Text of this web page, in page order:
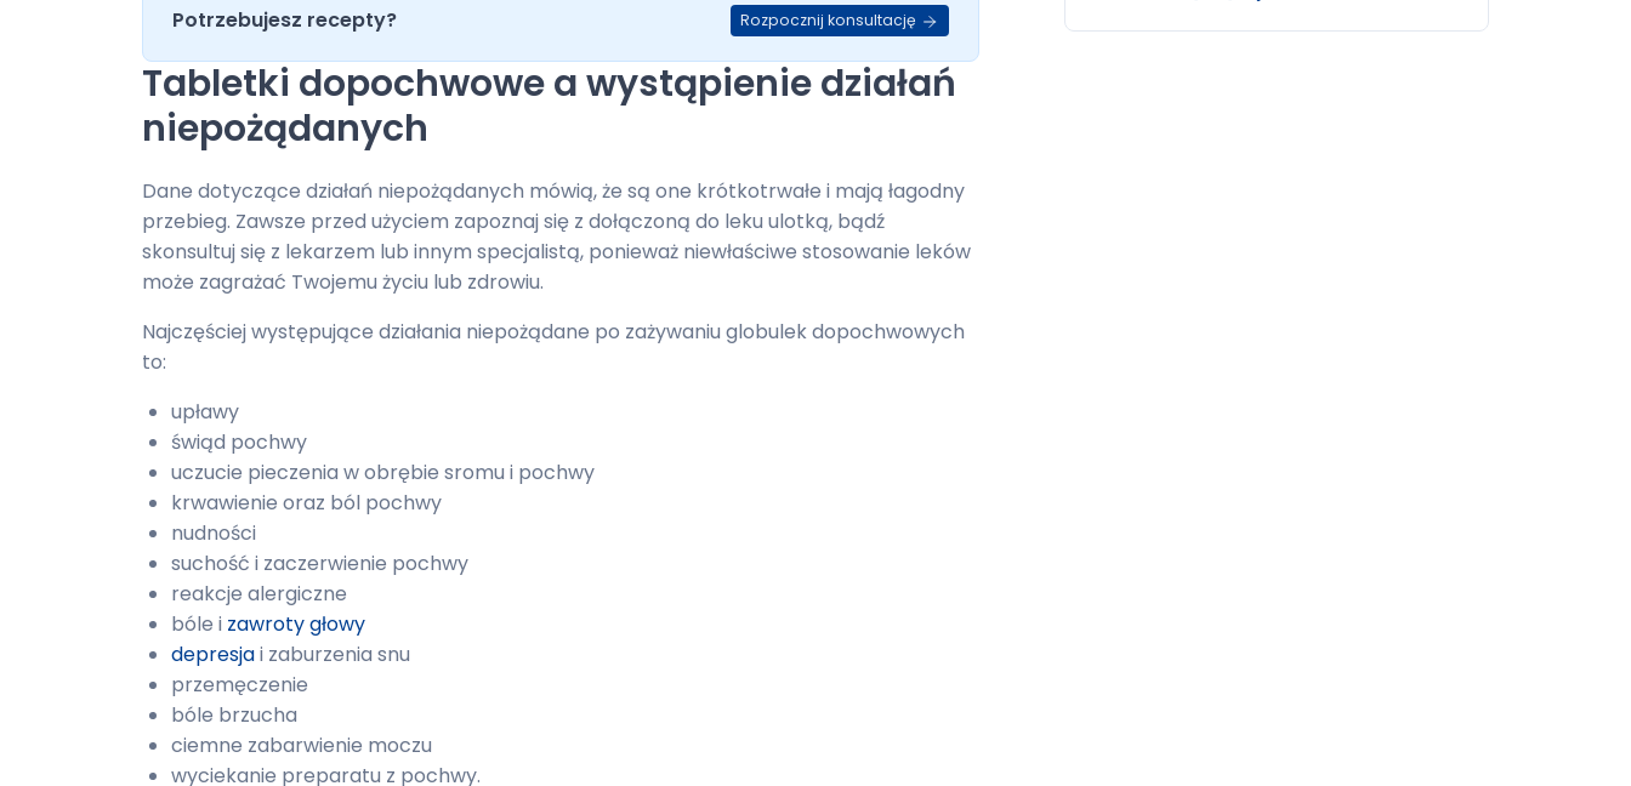
Potrzebujesz recepty?
Rozpocznij konsultację
Tabletki dopochwowe a wystąpienie działań
niepożądanych
Dane dotyczące działań niepożądanych mówią, że są one krótkotrwałe i mają łagodny
przebieg. Zawsze przed użyciem zapoznaj się z dołączoną do leku ulotką, bądź
skonsultuj się z lekarzem lub innym specjalistą, ponieważ niewłaściwe stosowanie leków
może zagrażać Twojemu życiu lub zdrowiu.
Najczęściej występujące działania niepożądane po zażywaniu globulek dopochwowych
to:
upławy
świąd pochwy
uczucie pieczenia w obrębie sromu i pochwy
krwawienie oraz ból pochwy
nudności
suchość i zaczerwienie pochwy
reakcje alergiczne
bóle i zawroty głowy
depresjai zaburzenia snu
przemęczenie
bóle brzucha
ciemne zabarwienie moczu
wyciekanie preparatu z pochwy.